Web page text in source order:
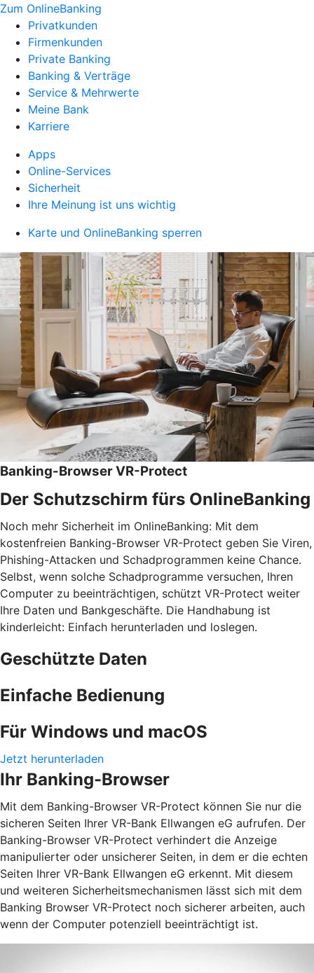
Zum OnlineBanking
Privatkunden
Firmenkunden
Private Banking
Banking & Verträge
Service & Mehrwerte
Meine Bank
Karriere
Apps
Online-Services
Sicherheit
Ihre Meinung ist uns wichtig
Karte und OnlineBanking sperren
Banking-Browser VR-Protect
Der Schutzschirm fürs OnlineBanking
Noch mehr Sicherheit im OnlineBanking: Mit dem
kostenfreien Banking-Browser VR-Protect geben Sie Viren,
Phishing-Attacken und Schadprogrammen keine Chance.
Selbst, wenn solche Schadprogramme versuchen, Ihren
Computer zu beeinträchtigen, schützt VR-Protect weiter
Ihre Daten und Bankgeschäfte. Die Handhabung ist
kinderleicht: Einfach herunterladen und loslegen.
Geschützte Daten
Einfache Bedienung
Für Windows und macOS
Jetzt herunterladen
Ihr Banking-Browser
Mit dem Banking-Browser VR-Protect können Sie nur die
sicheren Seiten Ihrer VR-Bank Ellwangen eG aufrufen. Der
Banking-Browser VR-Protect verhindert die Anzeige
manipulierter oder unsicherer Seiten, in dem er die echten
Seiten Ihrer VR-Bank Ellwangen eG erkennt. Mit diesem
und weiteren Sicherheitsmechanismen lässt sich mit dem
Banking Browser VR-Protect noch sicherer arbeiten, auch
wenn der Computer potenziell beeinträchtigt ist.